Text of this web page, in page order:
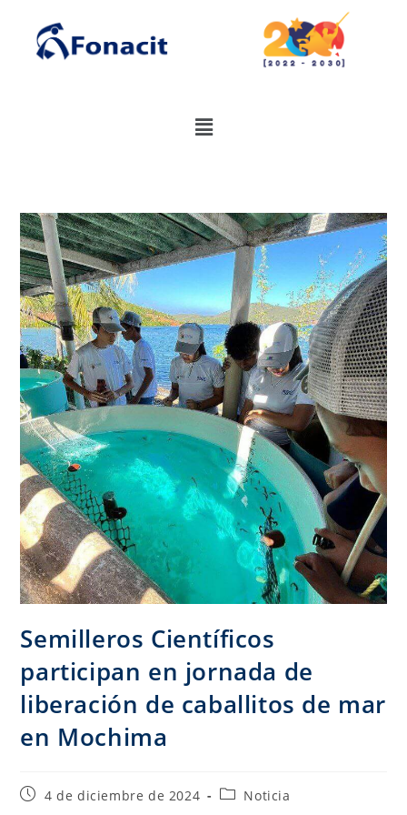
Semilleros Científicos
participan en jornada de
liberación de caballitos de mar
en Mochima
4 de diciembre de 2024 Noticia